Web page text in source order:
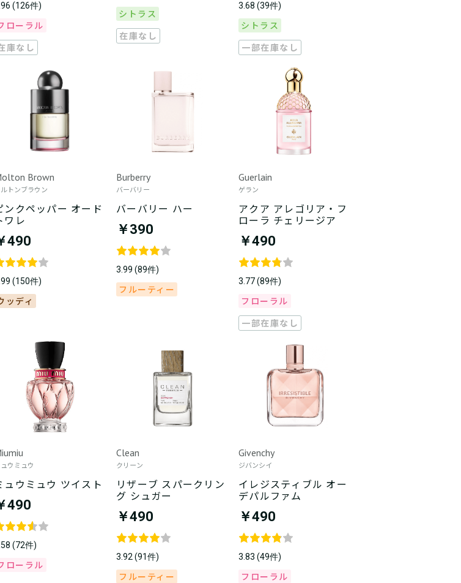
(126件)
ローラル
庫なし
シトラス
在庫なし
3.68 (39件)
シトラス
一部在庫なし
Brown
トンブラウン
ンクペッパー オード
ワレ
490
(150件)
ッディ
Burberry
バーバリー
バーバリー ハー
￥390
3.99 (89件)
フルーティー
Guerlain
ゲラン
アクア アレゴリア・フ
ローラ チェリージア
￥490
3.77 (89件)
フローラル
一部在庫なし
ウミュウ
ュウミュウ ツイスト
490
(72件)
ローラル
Clean
クリーン
リザーブ スパークリン
グ シュガー
￥490
3.92 (91件)
フルーティー
Givenchy
ジバンシイ
イレジスティブル オー
デパルファム
￥490
3.83 (49件)
フローラル